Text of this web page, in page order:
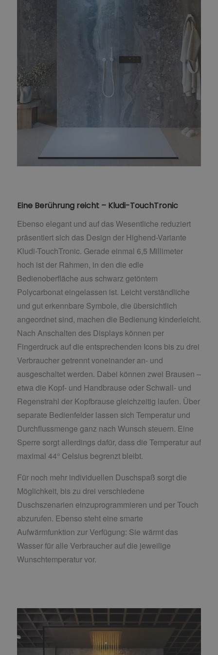
Eine Berührung reicht – Kludi-TouchTronic
Ebenso elegant und auf das Wesentliche reduziert
präsentiert sich das Design der Highend-Variante
Kludi-TouchTronic. Gerade einmal 6,5 Millimeter
hoch ist der Rahmen, in den die edle
Bedienoberfläche aus schwarz getöntem
Polycarbonat eingelassen ist. Leicht verständliche
und gut erkennbare Symbole, die übersichtlich
angeordnet sind, machen die Bedienung kinderleicht.
Nach Anschalten des Displays können per
Fingerdruck auf die entsprechenden Icons bis zu drei
Verbraucher getrennt voneinander an- und
ausgeschaltet werden. Dabei können zwei Brausen –
etwa die Kopf- und Handbrause oder Schwall- und
Regenstrahl der Kopfbrause gleichzeitig laufen. Über
separate Bedienfelder lassen sich Temperatur und
Durchflussmenge ganz nach Wunsch steuern. Eine
Sperre sorgt allerdings dafür, dass die Temperatur auf
maximal 44° Celsius begrenzt bleibt.
Für noch mehr individuellen Duschspaß sorgt die
Möglichkeit, bis zu drei verschiedene
Duschszenarien einzuprogrammieren und per Touch
abzurufen. Ebenso steht eine smarte
Aufwärmfunktion zur Verfügung: Sie wärmt das
Wasser für alle Verbraucher auf die jeweilige
Wunschtemperatur vor.